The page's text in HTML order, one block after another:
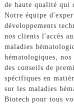
de haute qualité qui
Notre équipe
développements
nos clients l'accès
maladies
hématologiques,
des conseils de
spécifiques en
sur les maladies
Biotech pour tous